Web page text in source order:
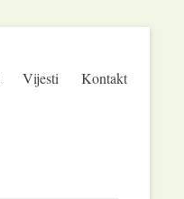
Vijesti Kontakt